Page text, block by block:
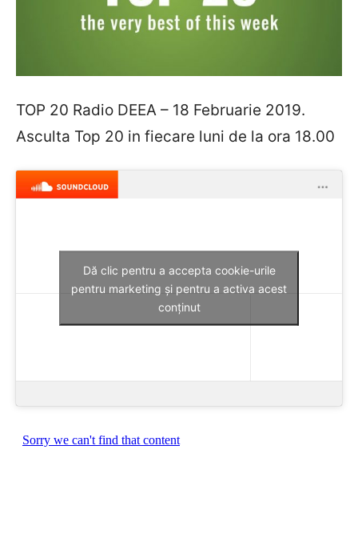
TOP 20 Radio DEEA – 18 Februarie 2019.
Asculta Top 20 in fiecare luni de la ora 18.00
Dă clic pentru a accepta cookie-urile
pentru marketing și pentru a activa acest
conținut